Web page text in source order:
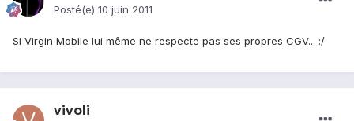
Posté(e) 10 juin 2011
Si Virgin Mobile lui même ne respecte pas ses propres CGV... :/
vivoli